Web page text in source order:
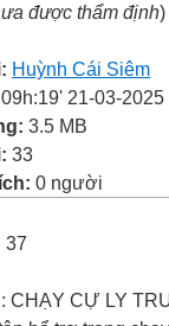
được thẩm định)
Huỳnh Cái Siêm
09h:19' 21-03-2025
3.5 MB
33
0 người
37
CHẠY CỰ LY